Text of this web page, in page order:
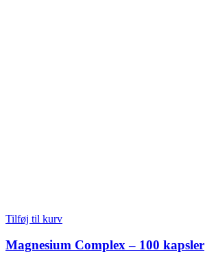
Tilføj til kurv
Magnesium Complex – 100 kapsler